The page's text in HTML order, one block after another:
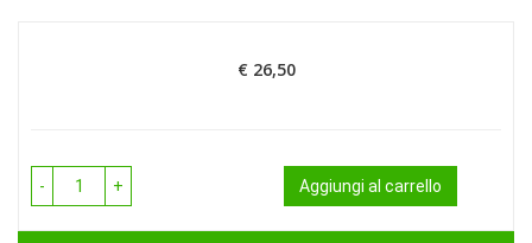
Prezzo
€ 26,50
- + Aggiungi al carrello